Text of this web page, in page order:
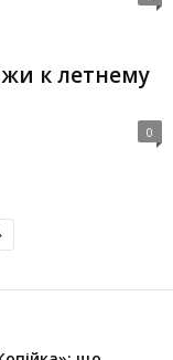
к летнему
0